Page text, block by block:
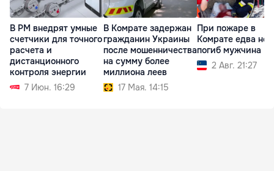
В РМ внедрят умные
счетчики для точного
расчета и
дистанционного
контроля энергии
7 Июн. 16:29
В Комрате задержан
гражданин Украины
после мошенничества
на сумму более
миллиона леев
17 Мая. 14:15
При пожаре в
Комрате едва не
погиб мужчина
2 Авг. 21:27